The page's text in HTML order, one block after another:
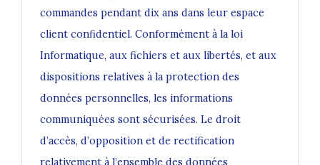
commandes pendant dix ans dans leur espace
client confidentiel. Conformément à la loi
Informatique, aux fichiers et aux libertés, et aux
dispositions relatives à la protection des
données personnelles, les informations
communiquées sont sécurisées. Le droit
d’accès, d’opposition et de rectification
relativement à l’ensemble des données